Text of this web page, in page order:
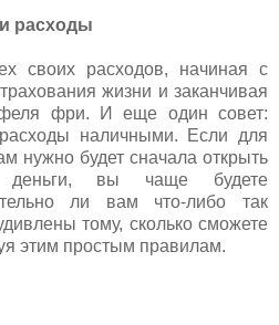
расходы
своих расходов, начиная с
жизни и заканчивая
фри. И еще один совет:
наличными. Если для
нужно будет сначала открыть
деньги, вы чаще будете
ли вам что-либо так
тому, сколько сможете
этим простым правилам.